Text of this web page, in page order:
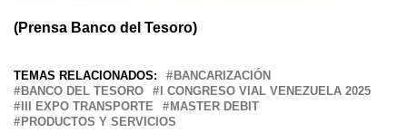
(Prensa Banco del Tesoro)
TEMAS RELACIONADOS:
BANCARIZACIÓN
BANCO DEL TESORO
I CONGRESO VIAL VENEZUELA 2025
III EXPO TRANSPORTE
MASTER DEBIT
PRODUCTOS Y SERVICIOS